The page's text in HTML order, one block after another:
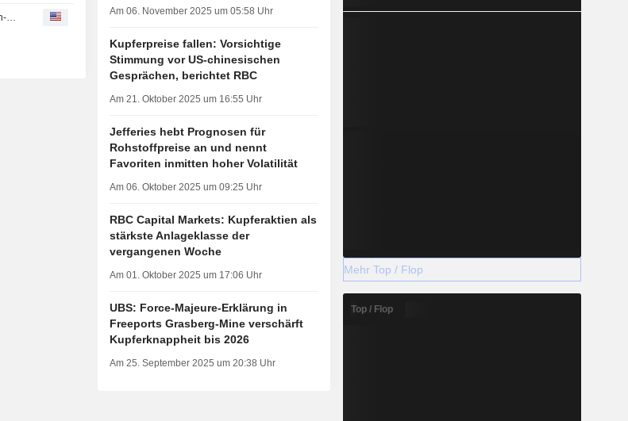
Strategic Minerals Unit Approved to Expand Drilling at Redmoor Tungsten-tin-copper Project in UK
Am 06. November 2025 um 05:58 Uhr
Kupferpreise fallen: Vorsichtige
Stimmung vor US-chinesischen
Gesprächen, berichtet RBC
Am 21. Oktober 2025 um 16:55 Uhr
Jefferies hebt Prognosen für
Rohstoffpreise an und nennt
Favoriten inmitten hoher Volatilität
Am 06. Oktober 2025 um 09:25 Uhr
RBC Capital Markets: Kupferaktien als
stärkste Anlageklasse der
vergangenen Woche
Am 01. Oktober 2025 um 17:06 Uhr
UBS: Force-Majeure-Erklärung in
Freeports Grasberg-Mine verschärft
Kupferknappheit bis 2026
Am 25. September 2025 um 20:38 Uhr
Mehr Top / Flop
Top / Flop